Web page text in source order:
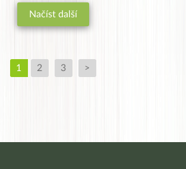
Načíst další
1 2 3 >